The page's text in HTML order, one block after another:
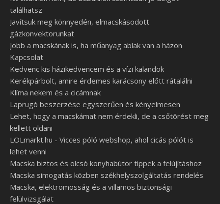
találhatsz
Javítsuk meg könnyedén, elmacskásodott
gázkonvektorunkat
Jobb a macskának is, ha műanyag ablak van a házon
Kapcsolat
Kedvenc kis házikedvencem és a vízi kalandok
Kerékpárbolt, amire érdemes karácsony előtt rátalálni
Klíma nekem és a cicámnak
Laprugó beszerzése egyszerűen és kényelmesen
Lehet, hogy a macskámat nem érdekli, de a csőtörést meg
kellett oldani
LOLmarkt.hu - Vicces póló webshop, ahol cicás pólót is
lehet venni
Macska biztos és olcsó konyhabútor tippek a felújításhoz
Macska simogatás közben székhelyszolgáltatás rendelés
Macska, elektromosság és a villamos biztonsági
felülvizsgálat